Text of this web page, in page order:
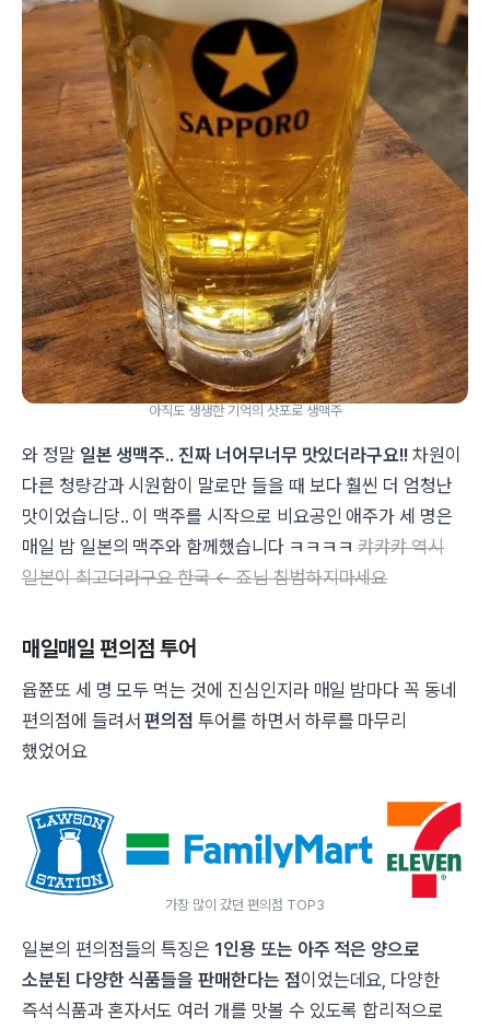
아직도 생생한 기억의 삿포로 생맥주
와 정말 일본 생맥주.. 진짜 너어무너무 맛있더라구요!! 차원이
다른 청량감과 시원함이 말로만 들을 때 보다 훨씬 더 엄청난
맛이었습니당.. 이 맥주를 시작으로 비요공인 애주가 세 명은
매일 밤 일본의 맥주와 함께했습니다 ㅋㅋㅋㅋ 캬캬캬 역시
일본이 최고더라구요 한국 ← 죠님 침범하지마세요
매일매일 편의점 투어
윱쮼또 세 명 모두 먹는 것에 진심인지라 매일 밤마다 꼭 동네
편의점에 들려서편의점 투어를 하면서 하루를 마무리
했었어요
가장 많이 갔던 편의점 TOP3
일본의 편의점들의 특징은 1인용 또는 아주 적은 양으로
소분된 다양한 식품들을 판매한다는 점이었는데요, 다양한
즉석식품과 혼자서도 여러 개를 맛볼 수 있도록 합리적으로